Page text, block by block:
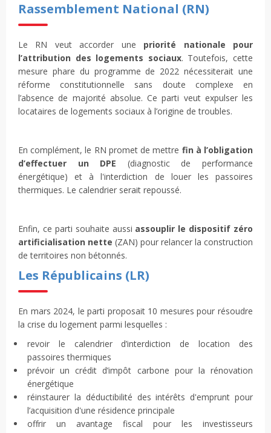
Rassemblement National (RN)
Le RN veut accorder une priorité nationale pour
l’attribution des logements sociaux. Toutefois, cette
mesure phare du programme de 2022 nécessiterait une
réforme constitutionnelle sans doute complexe en
l’absence de majorité absolue. Ce parti veut expulser les
locataires de logements sociaux à l’origine de troubles.
En complément, le RN promet de mettre fin à l’obligation
d’effectuer un DPE (diagnostic de performance
énergétique) et à l'interdiction de louer les passoires
thermiques. Le calendrier serait repoussé.
Enfin, ce parti souhaite aussi assouplir le dispositif zéro
artificialisation nette (ZAN) pour relancer la construction
de territoires non bétonnés.
Les Républicains (LR)
En mars 2024, le parti proposait 10 mesures pour résoudre
la crise du logement parmi lesquelles :
revoir le calendrier d’interdiction de location des
passoires thermiques
prévoir un crédit d’impôt carbone pour la rénovation
énergétique
réinstaurer la déductibilité des intérêts d'emprunt pour
l’acquisition d'une résidence principale
offrir un avantage fiscal pour les investisseurs